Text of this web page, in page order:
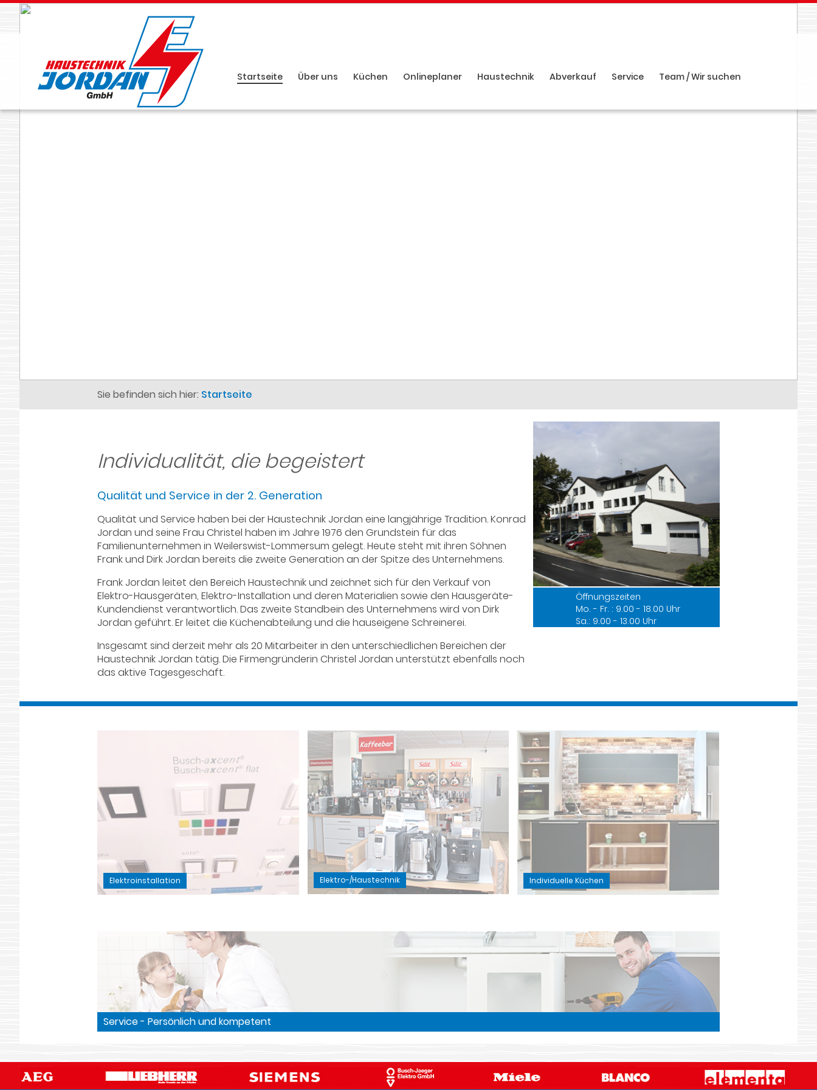
Startseite Über uns Küchen Onlineplaner Haustechnik Abverkauf Service Team / Wir suchen
Sie befinden sich hier: Startseite
Individualität, die begeistert
Qualität und Service in der 2. Generation
Qualität und Service haben bei der Haustechnik Jordan eine langjährige Tradition. Konrad
Jordan und seine Frau Christel haben im Jahre 1976 den Grundstein für das
Familienunternehmen in Weilerswist-Lommersum gelegt. Heute steht mit ihren Söhnen
Frank und Dirk Jordan bereits die zweite Generation an der Spitze des Unternehmens.
Frank Jordan leitet den Bereich Haustechnik und zeichnet sich für den Verkauf von
Elektro-Hausgeräten, Elektro-Installation und deren Materialien sowie den Hausgeräte-
Kundendienst verantwortlich. Das zweite Standbein des Unternehmens wird von Dirk
Jordan geführt. Er leitet die Küchenabteilung und die hauseigene Schreinerei.
Insgesamt sind derzeit mehr als 20 Mitarbeiter in den unterschiedlichen Bereichen der
Haustechnik Jordan tätig. Die Firmengründerin Christel Jordan unterstützt ebenfalls noch
das aktive Tagesgeschäft.
Öffnungszeiten
Mo. - Fr. : 9.00 - 18.00 Uhr
Sa.: 9.00 - 13.00 Uhr
Elektroinstallation Elektro-/Haustechnik Individuelle Küchen
Service - Persönlich und kompetent